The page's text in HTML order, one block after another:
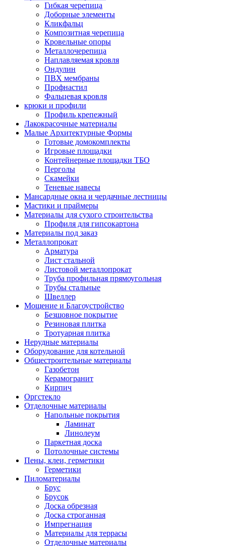
Гибкая черепица
Доборные элементы
Кликфальц
Композитная черепица
Кровельные опоры
Металлочерепица
Наплавляемая кровля
Ондулин
ПВХ мембраны
Профнастил
Фальцевая кровля
крюки и профили
Профиль крепежный
Лакокрасочные материалы
Малые Архитектурные Формы
Готовые домокомплекты
Игровые площадки
Контейнерные площадки ТБО
Перголы
Скамейки
Теневые навесы
Мансардные окна и чердачные лестницы
Мастики и праймеры
Материалы для сухого строительства
Профиля для гипсокартона
Материалы под заказ
Металлопрокат
Арматура
Лист стальной
Листовой металлопрокат
Труба профильная прямоугольная
Трубы стальные
Швеллер
Мощение и Благоустройство
Безшовное покрытие
Резиновая плитка
Тротуарная плитка
Нерудные материалы
Оборудование для котельной
Общестроительные материалы
Газобетон
Керамогранит
Кирпич
Оргстекло
Отделочные материалы
Напольные покрытия
Ламинат
Линолеум
Паркетная доска
Потолочные системы
Пены, клеи, герметики
Герметики
Пиломатериалы
Брус
Брусок
Доска обрезная
Доска строганная
Импрегнация
Материалы для террасы
Отделочные материалы